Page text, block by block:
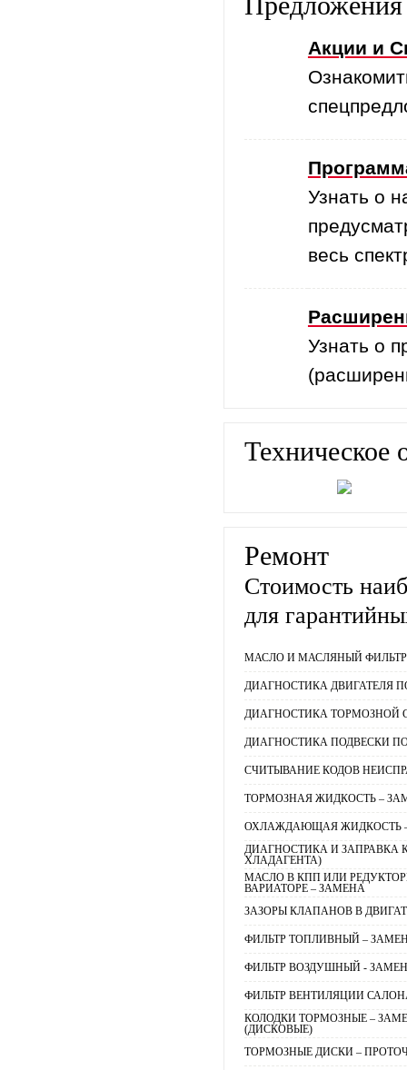
Акции и
Узнать о
весь
Узнать о
Техническое
Ремонт
Стоимость
для
МАСЛО И МАСЛЯНЫЙ ФИЛЬТР
ДИАГНОСТИКА ДВИГАТЕЛЯ
ДИАГНОСТИКА ТОРМОЗНОЙ
ДИАГНОСТИКА ПОДВЕСКИ
СЧИТЫВАНИЕ КОДОВ
ТОРМОЗНАЯ ЖИДКОСТЬ –
ОХЛАЖДАЮЩАЯ ЖИДКОСТЬ
ДИАГНОСТИКА И ЗАПРАВКА
ХЛАДАГЕНТА)
МАСЛО В КПП ИЛИ
ВАРИАТОРЕ – ЗАМЕНА
ЗАЗОРЫ КЛАПАНОВ В
ФИЛЬТР ТОПЛИВНЫЙ –
ФИЛЬТР ВОЗДУШНЫЙ -
ФИЛЬТР ВЕНТИЛЯЦИИ
КОЛОДКИ ТОРМОЗНЫЕ –
(ДИСКОВЫЕ)
ТОРМОЗНЫЕ ДИСКИ –